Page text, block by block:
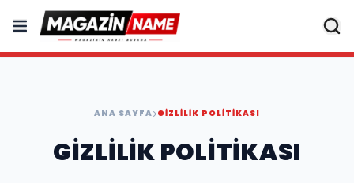
ANA SAYFA GIZLILIK POLITIKASI
GIZLILIK POLITIKASI